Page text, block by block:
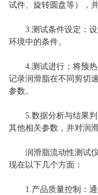
试件、旋转圆盘等），
3.测试条件设定：设
环境中的条件。
4.测试进行：将预热
记录润滑脂在不同剪切
参数。
5.数据分析与结果判
其他相关参数，并对润
润滑脂流动性测试仪
现在以下几个方面：
1.产品质量控制：通